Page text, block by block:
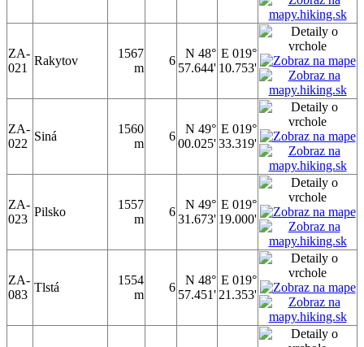
ZA-
021
Rakytov
1567
m
6
N 48°
57.644'
E 019°
10.753'
ZA-
022
Siná
1560
m
6
N 49°
00.025'
E 019°
33.319'
ZA-
023
Pilsko
1557
m
6
N 49°
31.673'
E 019°
19.000'
ZA-
083
Tlstá
1554
m
6
N 48°
57.451'
E 019°
21.353'